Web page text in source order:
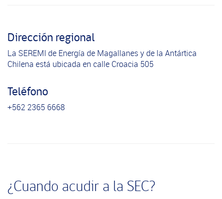
Dirección regional
La SEREMI de Energía de Magallanes y de la Antártica
Chilena está ubicada en calle Croacia 505
Teléfono
+562 2365 6668
¿Cuando acudir a la SEC?